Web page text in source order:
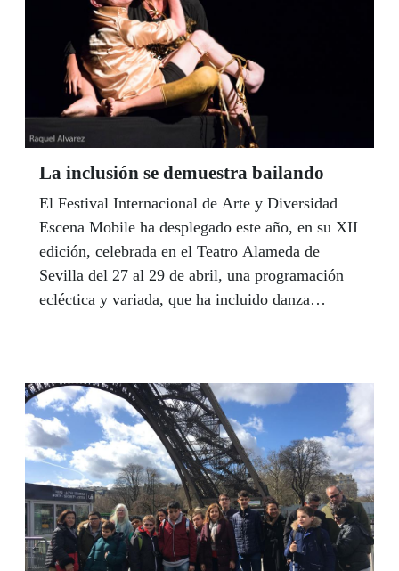
acertante. Fernández dio la fortuna en el sorteo
del primera día del mes de abril y último de una
Semana Santa que tuvo un marcado protagonismo
andaluz con siete sorteos dedicados a
hermandades andaluzas.
La inclusión se demuestra bailando
El Festival Internacional de Arte y Diversidad
Escena Mobile ha desplegado este año, en su XII
edición, celebrada en el Teatro Alameda de
Sevilla del 27 al 29 de abril, una programación
ecléctica y variada, que ha incluido danza
inlcusivo con una fuerte presencia internacional.
El Certamen ha contado con la colaboración de
la ONCE, la actuación de la afiliada Sara Gómez
y la participación del bailaor José Galán, premio
Solidarios ONCE con sus talleres inclusivos.